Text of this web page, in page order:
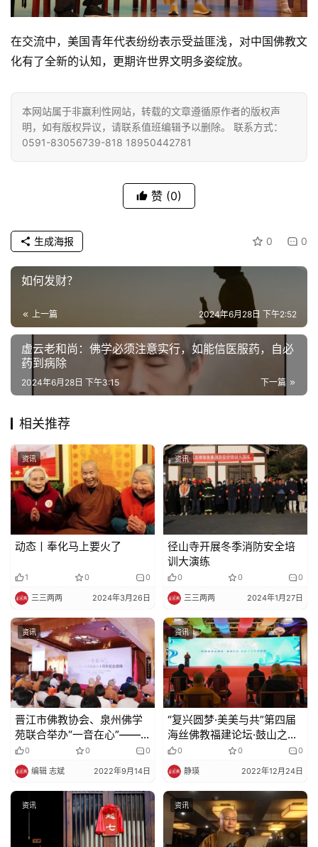
乐
菩
提
题
公
益
教
物
寺
院
巡
礼
频
纪
录
佛
教
艺
政
策
法
规
免
责
声
明
登录 注册
在交流中，美国青年代表纷纷表示受益匪浅，对中国佛教文
化有了全新的认知，更期许世界文明多姿绽放。
本网站属于非赢利性网站，转载的文章遵循原作者的版权声
明，如有版权异议，请联系值班编辑予以删除。 联系方式：
0591-83056739-818 18950442781
赞 (0)
0 0
生成海报
如何发财？
上一篇 2024年6月28日 下午2:52
虚云老和尚：佛学必须注意实行，如能信医服药，自必
药到病除
下一篇
2024年6月28日 下午3:15
相关推荐
资讯
动态丨奉化马上要火了
1 0 0
三三两两 2024年3月26日
资讯
径山寺开展冬季消防安全培
训大演练
0 0 0
三三两两 2024年1月27日
资讯
晋江市佛教协会、泉州佛学
苑联合举办“一音在心”——
弘一大师圆寂八十周年纪念
活动
0 0 0
编辑 志斌 2022年9月14日
资讯
“复兴圆梦·美美与共”第四届
海丝佛教福建论坛·鼓山之光
系列活动圆满举办
0 0 0
静瑛 2022年12月24日
资讯 资讯